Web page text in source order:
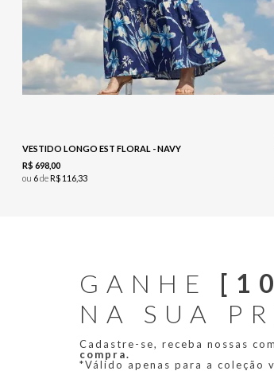
VESTIDO LONGO EST FLORAL - NAVY
R$ 698,00
ou 6deR$ 116,33
GANHE
NA SUA
Cadastre-se, receba nossas
compra.
*Válido apenas para a coleção